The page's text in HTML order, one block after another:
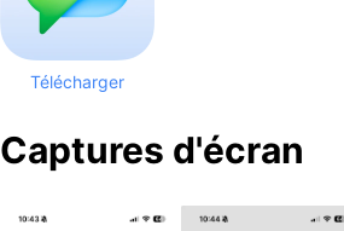
Télécharger
Captures d'écran